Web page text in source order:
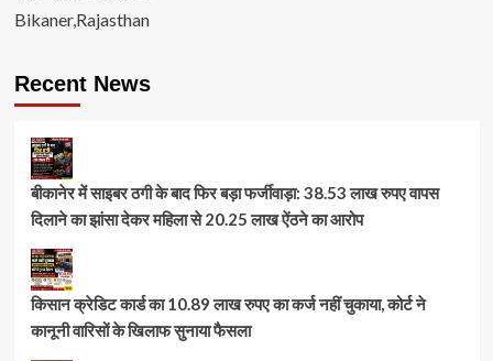
Bikaner,Rajasthan
Recent News
बीकानेर में साइबर ठगी के बाद फिर बड़ा फर्जीवाड़ा: 38.53 लाख रुपए वापस
दिलाने का झांसा देकर महिला से 20.25 लाख ऐंठने का आरोप
किसान क्रेडिट कार्ड का 10.89 लाख रुपए का कर्ज नहीं चुकाया, कोर्ट ने
कानूनी वारिसों के खिलाफ सुनाया फैसला